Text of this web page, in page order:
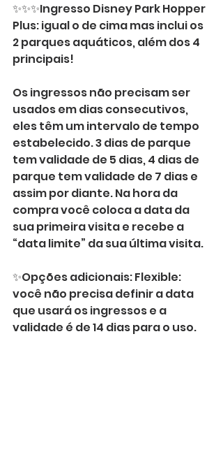
✨✨✨Ingresso Disney Park Hopper
Plus: igual o de cima mas inclui os
2 parques aquáticos, além dos 4
principais!
Os ingressos não precisam ser
usados em dias consecutivos,
eles têm um intervalo de tempo
estabelecido. 3 dias de parque
tem validade de 5 dias, 4 dias de
parque tem validade de 7 dias e
assim por diante. Na hora da
compra você coloca a data da
sua primeira visita e recebe a
“data limite” da sua última visita.
✨Opções adicionais: Flexible:
você não precisa definir a data
que usará os ingressos e a
validade é de 14 dias para o uso.